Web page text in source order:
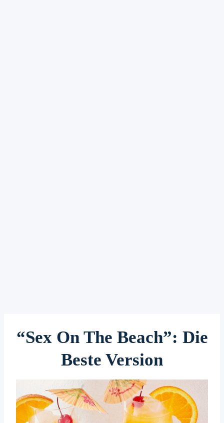
“Sex On The Beach”: Die
Beste Version